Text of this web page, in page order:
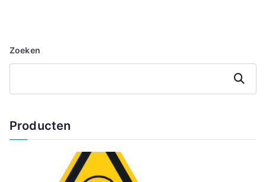
Zoeken
Zoeken
Producten